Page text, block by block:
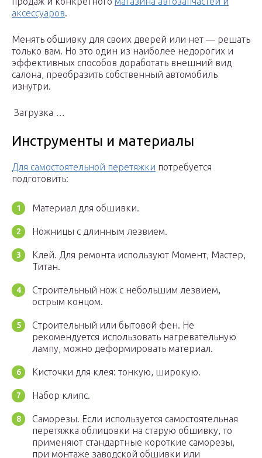
аксессуаров.
Менять обшивку для своих дверей или нет — решать
только вам. Но это один из наиболее недорогих и
эффективных способов доработать внешний вид
салона, преобразить собственный автомобиль
изнутри.
Загрузка …
Инструменты и материалы
Для самостоятельной перетяжки потребуется
подготовить:
Материал для обшивки.
Ножницы с длинным лезвием.
Клей. Для ремонта используют Момент, Мастер,
Титан.
Строительный нож с небольшим лезвием,
острым концом.
Строительный или бытовой фен. Не
рекомендуется использовать нагревательную
лампу, можно деформировать материал.
Кисточки для клея: тонкую, широкую.
Набор клипс.
Саморезы. Если используется самостоятельная
перетяжка облицовки на старую обшивку, то
применяют стандартные короткие саморезы,
при монтаже заводской обшивки или